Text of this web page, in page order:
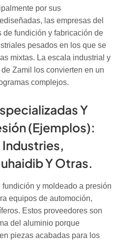
por sus
las empresas del
fundición y fabricación de
pesados en los que se
mixtas. La escala industrial y
Zamil los convierten en un
complejos.
Y
(ejemplos):
Industries,
Y Otras.
y moldeado a presión
equipos de automoción,
Estos proveedores son
del aluminio porque
piezas acabadas para los